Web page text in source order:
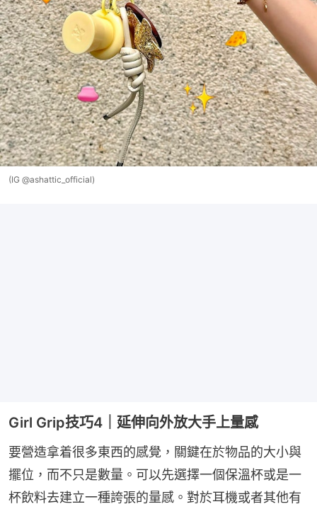
(IG @ashattic_official)
Girl Grip技巧4｜延伸向外放大手上量感
要營造拿着很多東西的感覺，關鍵在於物品的大小與
擺位，而不只是數量。可以先選擇一個保溫杯或是一
杯飲料去建立一種誇張的量感。對於耳機或者其他有